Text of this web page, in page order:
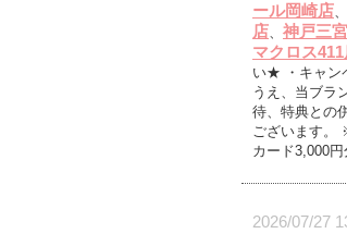
ール岡崎店、
店、 神戸三
マクロス
い★ ・キャン
うえ、当ブラ
待、特典との
ございます。
カード3,000円
2026/07/27